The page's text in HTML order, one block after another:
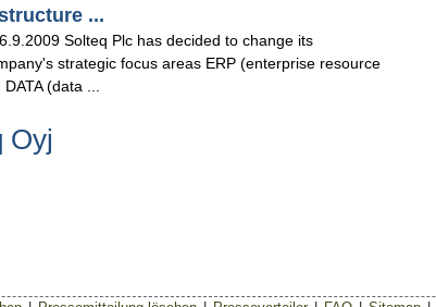
...
Solteq Plc has decided to change its
strategic focus areas ERP (enterprise resource
(data ...
Oyj